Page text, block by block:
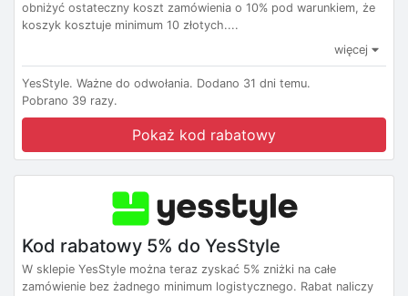
obniżyć ostateczny koszt zamówienia o 10% pod warunkiem, że
koszyk kosztuje minimum 10 złotych....
więcej
YesStyle. Ważne do odwołania. Dodano 31 dni temu.
Pobrano 39 razy.
Pokaż kod rabatowy
Kod rabatowy 5% do YesStyle
W sklepie YesStyle można teraz zyskać 5% zniżki na całe
zamówienie bez żadnego minimum logistycznego. Rabat naliczy